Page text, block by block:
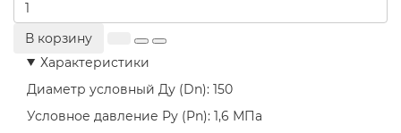
В корзину
Характеристики
Диаметр условный Ду (Dn): 150
Условное давление Ру (Pn): 1,6 МПа